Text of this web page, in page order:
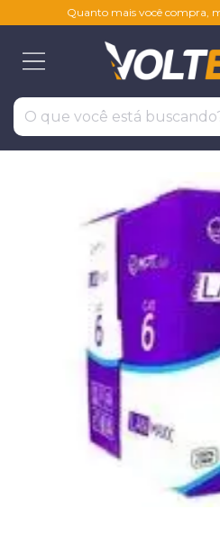
Quanto mais você compra,